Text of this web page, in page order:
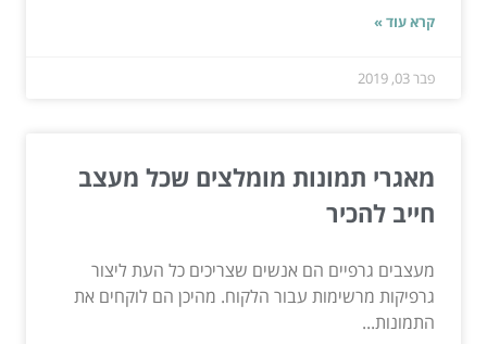
קרא עוד »
פבר 03, 2019
מאגרי תמונות מומלצים שכל מעצב
חייב להכיר
מעצבים גרפיים הם אנשים שצריכים כל העת ליצור
גרפיקות מרשימות עבור הלקוח. מהיכן הם לוקחים את
התמונות...